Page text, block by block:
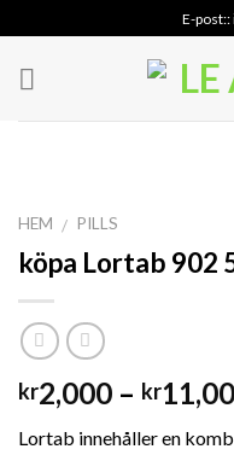
to
content
E-
HEM / PILLS
köpa Lortab 902
kr2,000 – kr
Lortab innehåller en